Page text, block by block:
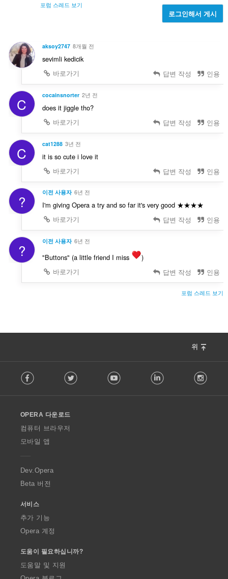
포럼 스레드 보기
로그인해서 게시
aksoy2747 8개월 전
sevimli kedicik
바로가기
답변 작성 인용
C cocainsnorter 2년 전
does it jiggle tho?
바로가기
답변 작성 인용
C cat1288 3년 전
it is so cute i love it
바로가기
답변 작성 인용
? 이전 사용자 6년 전
I'm giving Opera a try and so far it's very good ★★★★
바로가기
답변 작성 인용
? 이전 사용자 6년 전
"Buttons" (a little friend I miss
)
바로가기
답변 작성 인용
포럼 스레드 보기
위
o
w
O
p
a
Facebook Twitter Youtube LinkedIn
OPERA 다운로드
컴퓨터 브라우저
모바일 앱
Dev.Opera
Beta 버전
서비스
추가 기능
Opera 계정
도움이 필요하십니까?
도움말 및 지원